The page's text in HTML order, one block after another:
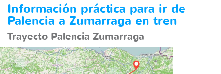
Información práctica para ir de
Palencia a Zumarraga en tren
Trayecto Palencia Zumarraga